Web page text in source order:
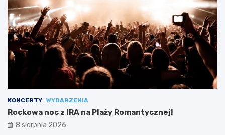
KONCERTY WYDARZENIA
Rockowa noc z IRA na Plaży Romantycznej!
8 sierpnia 2026